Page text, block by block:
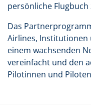
persönliche Flugbuch
Das
Airlines, Institutionen
einem wachsenden
vereinfacht und den
Pilotinnen und